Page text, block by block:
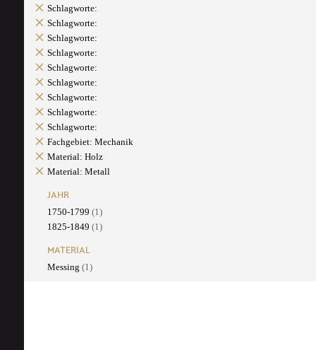
Schlagworte:
Schlagworte:
Schlagworte:
Schlagworte:
Schlagworte:
Schlagworte:
Schlagworte:
Schlagworte:
Schlagworte:
Fachgebiet: Mechanik
Material: Holz
Material: Metall
JAHR
1750-1799 (1)
1825-1849 (1)
MATERIAL
Messing (1)